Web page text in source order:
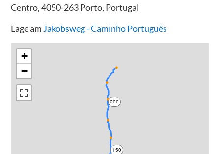
Centro, 4050-263 Porto, Portugal
Lage am Jakobsweg - Caminho Português
150
200
+
−